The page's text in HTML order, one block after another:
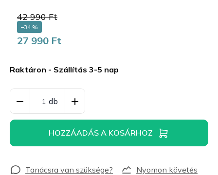
42 990 Ft
–34 %
27 990 Ft
Raktáron - Szállítás 3-5 nap
HOZZÁADÁS A KOSÁRHOZ
Nyomon követés